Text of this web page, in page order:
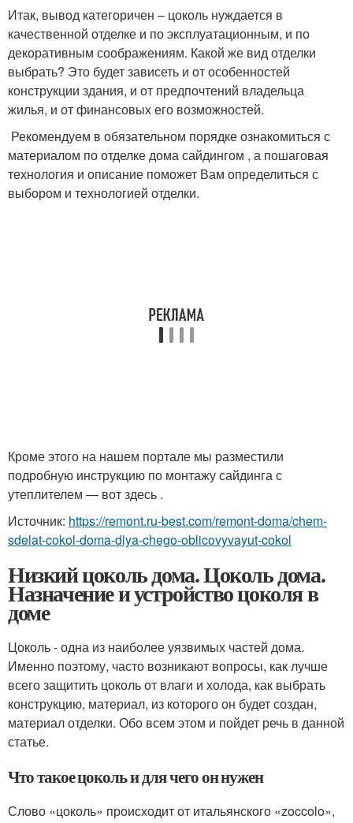
Итак, вывод категоричен – цоколь нуждается в
качественной отделке и по эксплуатационным, и по
декоративным соображениям. Какой же вид отделки
выбрать? Это будет зависеть и от особенностей
конструкции здания, и от предпочтений владельца
жилья, и от финансовых его возможностей.
Рекомендуем в обязательном порядке ознакомиться с
материалом по отделке дома сайдингом , а пошаговая
технология и описание поможет Вам определиться с
выбором и технологией отделки.
Кроме этого на нашем портале мы разместили
подробную инструкцию по монтажу сайдинга с
утеплителем — вот здесь .
Источник: https://remont.ru-best.com/remont-doma/chem-
sdelat-cokol-doma-dlya-chego-oblicovyvayut-cokol
Низкий цоколь дома. Цоколь дома.
Назначение и устройство цоколя в
доме
Цоколь - одна из наиболее уязвимых частей дома.
Именно поэтому, часто возникают вопросы, как лучше
всего защитить цоколь от влаги и холода, как выбрать
конструкцию, материал, из которого он будет создан,
материал отделки. Обо всем этом и пойдет речь в данной
статье.
Что такое цоколь и для чего он нужен
Слово «цоколь» происходит от итальянского «zoccolo»,